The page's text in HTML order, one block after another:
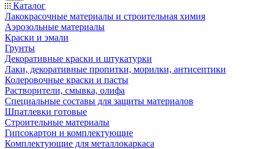
Каталог
Лакокрасочные материалы и строительная химия
Аэрозольные материалы
Краски и эмали
Грунты
Декоративные краски и штукатурки
Лаки, декоративные пропитки, морилки, антисептики
Колеровочные краски и пасты
Растворители, смывка, олифа
Специальные составы для защиты материалов
Шпатлевки готовые
Строительные материалы
Гипсокартон и комплектующие
Комплектующие для металлокаркаса